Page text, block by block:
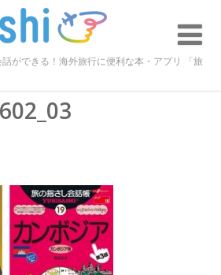
ができる！海外旅行に便利な本・アプリ 「旅